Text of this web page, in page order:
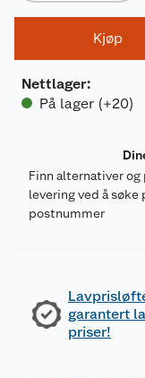
Kjøp
Nettlager:
På lager (+20)
Finn alternativer og
levering ved å søke
postnummer
garantert
priser!